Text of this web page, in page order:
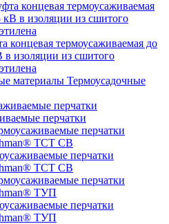
концевая термоусаживаемая до
в изоляции из сшитого
Термоусадочные
перчатки
перчатки
TCT CB
перчатки
ТУП